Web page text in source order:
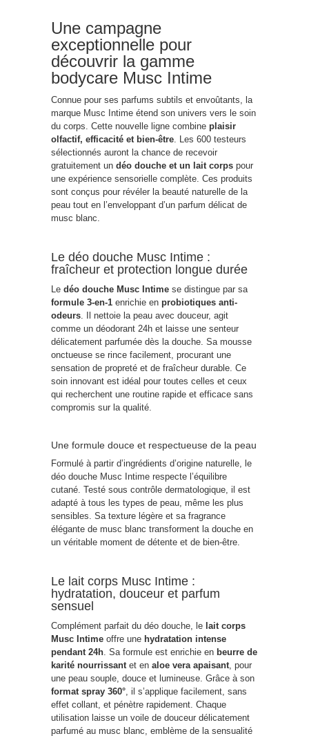
Une campagne
exceptionnelle pour
découvrir la gamme
bodycare Musc Intime
Connue pour ses parfums subtils et envoûtants, la
marque Musc Intime étend son univers vers le soin
du corps. Cette nouvelle ligne combine plaisir
olfactif, efficacité et bien-être . Les 600 testeurs
sélectionnés auront la chance de recevoir
gratuitement un déo douche et un lait corps pour
une expérience sensorielle complète. Ces produits
sont conçus pour révéler la beauté naturelle de la
peau tout en l’enveloppant d’un parfum délicat de
musc blanc.
Le déo douche Musc Intime :
fraîcheur et protection longue durée
Le déo douche Musc Intime se distingue par sa
formule 3-en-1 enrichie en probiotiques anti-
odeurs . Il nettoie la peau avec douceur, agit
comme un déodorant 24h et laisse une senteur
délicatement parfumée dès la douche. Sa mousse
onctueuse se rince facilement, procurant une
sensation de propreté et de fraîcheur durable. Ce
soin innovant est idéal pour toutes celles et ceux
qui recherchent une routine rapide et efficace sans
compromis sur la qualité.
Une formule douce et respectueuse de la peau
Formulé à partir d’ingrédients d’origine naturelle, le
déo douche Musc Intime respecte l’équilibre
cutané. Testé sous contrôle dermatologique, il est
adapté à tous les types de peau, même les plus
sensibles. Sa texture légère et sa fragrance
élégante de musc blanc transforment la douche en
un véritable moment de détente et de bien-être.
Le lait corps Musc Intime :
hydratation, douceur et parfum
sensuel
Complément parfait du déo douche, le lait corps
Musc Intime offre une hydratation intense
pendant 24h . Sa formule est enrichie en beurre de
karité nourrissant et en aloe vera apaisant , pour
une peau souple, douce et lumineuse. Grâce à son
format spray 360° , il s’applique facilement, sans
effet collant, et pénètre rapidement. Chaque
utilisation laisse un voile de douceur délicatement
parfumé au musc blanc, emblème de la sensualité